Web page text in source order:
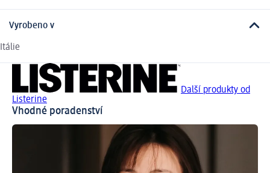
Vyrobeno v
Itálie
Další produkty od
Listerine
Vhodné poradenství